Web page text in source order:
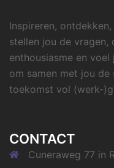
Inspireren,
stellen jou de vragen,
enthousiasme en
om samen met jou
toekomst vol (werk-
CONTACT
Cuneraweg 77 in